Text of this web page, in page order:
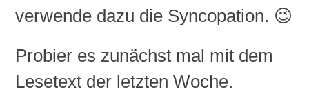
verwende dazu die Syncopation. 😉
Probier es zunächst mal mit dem
Lesetext der letzten Woche.